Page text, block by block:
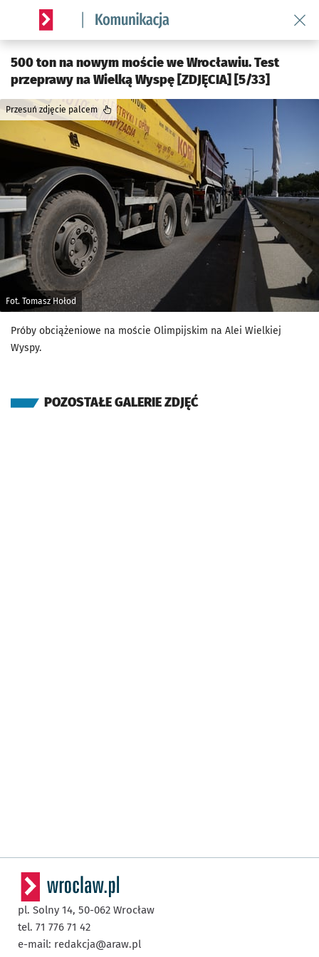
Serwis informacyjny wroclaw.pl podserwis: Komunikacja
500 ton na nowym moście we Wrocławiu. Test
przeprawy na Wielką Wyspę [ZDJĘCIA] [5/33]
Fot. Tomasz Hołod
Przesuń zdjęcie palcem
Próby obciążeniowe na moście Olimpijskim na Alei Wielkiej
Wyspy.
POZOSTAŁE GALERIE ZDJĘĆ
pl. Solny 14, 50-062 Wrocław
tel. 71 776 71 42
e-mail: redakcja@araw.pl